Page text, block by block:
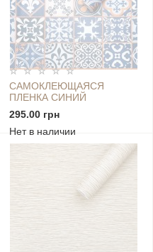
САМОКЛЕЮЩАЯСЯ
ПЛЕНКА СИНИЙ
ОРНАМЕНТ 0,45Х10М SW-
00001208
295.00 грн
Нет в наличии